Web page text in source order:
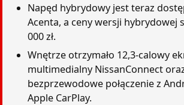
Napęd hybrydowy jest teraz
Acenta, a ceny wersji hybrydowej
000 zł.
Wnętrze otrzymało 12,3-calowy
multimedialny NissanConnect
bezprzewodowe połączenie z
Apple CarPlay.